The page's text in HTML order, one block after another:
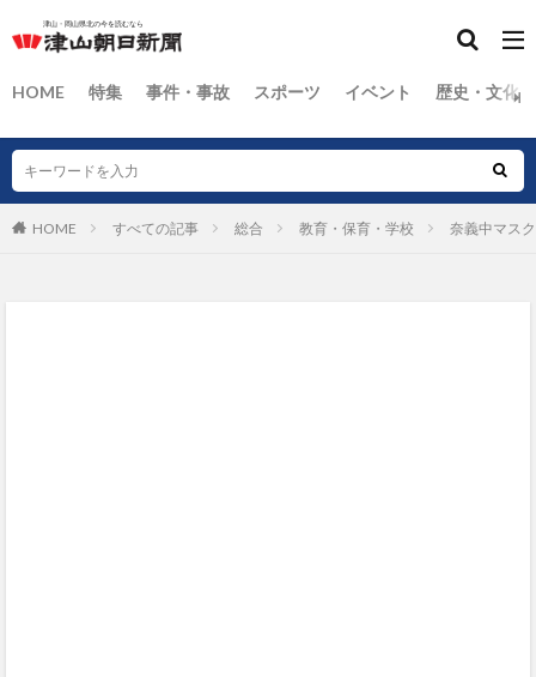
HOME 特集 事件・事故 スポーツ イベント 歴史・文化
HOME すべての記事 総合 教育・保育・学校 奈義中マス